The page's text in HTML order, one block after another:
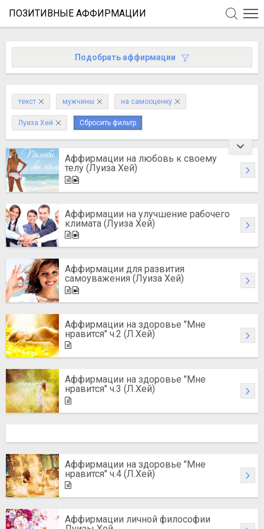
ПОЗИТИВНЫЕ АФФИРМАЦИИ
Подобрать аффирмации
текст мужчины на самооценку
Луиза Хей Сбросить фильтр
Аффирмации на любовь к своему
телу (Луиза Хей)
Аффирмации на улучшение рабочего
климата (Луиза Хей)
Аффирмации для развития
самоуважения (Луиза Хей)
Аффирмации на здоровье "Мне
нравится" ч.2 (Л.Хей)
Аффирмации на здоровье "Мне
нравится" ч.3 (Л.Хей)
Аффирмации на здоровье "Мне
нравится" ч.4 (Л.Хей)
Аффирмации личной философии